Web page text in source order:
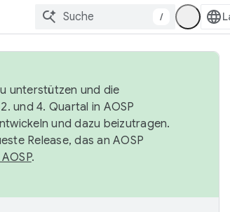
/
unterstützen und die
und 4. Quartal in AOSP
und dazu beizutragen.
Release, das an AOSP
.